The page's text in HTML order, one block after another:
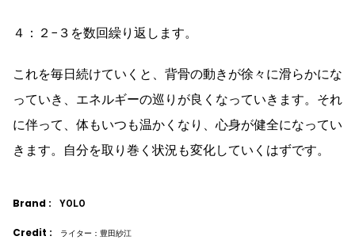
４：２−３を数回繰り返します。
これを毎日続けていくと、背骨の動きが徐々に滑らかにな
っていき、エネルギーの巡りが良くなっていきます。それ
に伴って、体もいつも温かくなり、心身が健全になってい
きます。自分を取り巻く状況も変化していくはずです。
Brand : YOLO
Credit :
ライター：豊田紗江